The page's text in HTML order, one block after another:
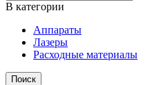
В категории
Аппараты
Лазеры
Расходные материалы
Поиск